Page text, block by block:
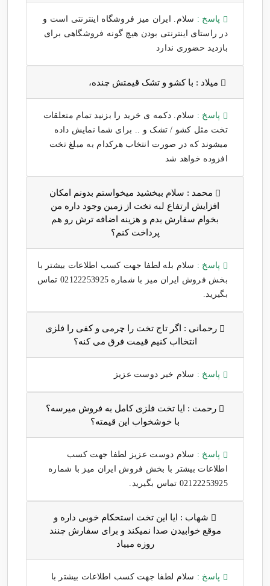
پاسخ : سلام. ایران میز فروشگاه اینترنتی است و
در راستای اینترنتی بودن هیچ گونه فروشگاهی برای
بازدید حضوری ندارد
میلاد : با کشو و تشک قیمتش چنده،
پاسخ : سلام. دکمه ی خرید را بزنید تمام متعلقات
تخت مثل کشو / تشک و .. برای شما نمایش داده
میشوند که در صورت انتخاب هرکدام به مبلغ تخت
افزوده خواهد شد
محمد : سلام ببخشید میخواستم بدونم امکان
افزایش ارتفاع لبه تخت از زمین وجود داره من
بخوام سفارش بدم و هزینه اضافه ترش رو هم
پرداخت کنم؟
پاسخ : سلام بله لطفا جهت کسب اطلاعات بیشتر با
بخش فروش ایران میز با شماره 02122253925 تماس
بگیرید.
رحمانی : اگر تاج تخت را چرمی و کفی را فلزی
انتخااب کنیم قیمت فرق می کنه؟
پاسخ : سلام خیر دوست عزیز
رحمت : ایا تخت فلزی کامل به فروش میرسه؟
با خوشخواب این قیمته؟
پاسخ : سلام دوست عزیز لطفا جهت کسب
اطلاعات بیشتر با بخش فروش ایران میز با شماره
02122253925 تماس بگیرید.
شهاب : ایا این تخت استحکام خوبی داره و
موقع خوابیدن صدا نمیکند و برای سفارش چنند
روزه مییاد
پاسخ : سلام لطفا جهت کسب اطلاعات بیشتر با